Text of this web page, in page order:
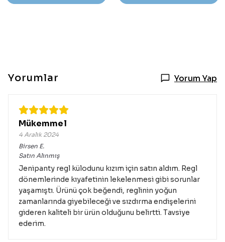
Yorumlar Yorum Yap
Mükemmel
4 Aralık 2024
Birsen E.
Satın Alınmış
Jenipanty regl külodunu kızım için satın aldım. Regl
dönemlerinde kıyafetinin lekelenmesi gibi sorunlar
yaşamıştı. Ürünü çok beğendi, reglinin yoğun
zamanlarında giyebileceği ve sızdırma endişelerini
gideren kaliteli bir ürün olduğunu belirtti. Tavsiye
ederim.